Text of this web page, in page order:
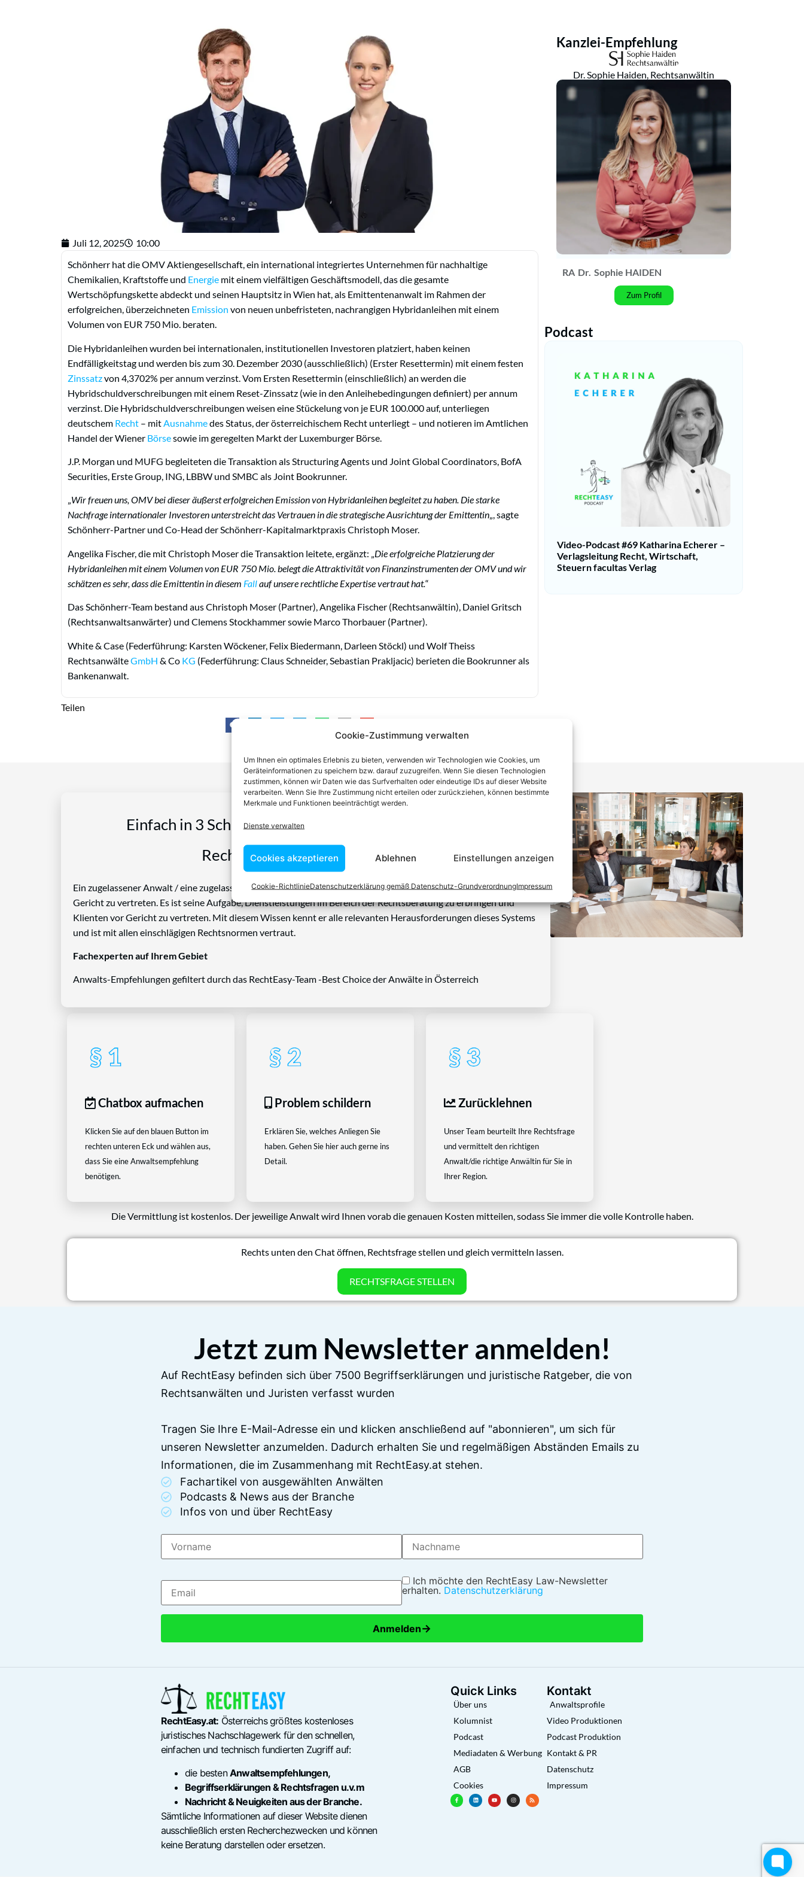
Cookie-Zustimmung verwalten
Um Ihnen ein optimales Erlebnis zu bieten, verwenden wir Technologien wie Cookies, um
Geräteinformationen zu speichern bzw. darauf zuzugreifen. Wenn Sie diesen Technologien
zustimmen, können wir Daten wie das Surfverhalten oder eindeutige IDs auf dieser Website
verarbeiten. Wenn Sie Ihre Zustimmung nicht erteilen oder zurückziehen, können bestimmte
Merkmale und Funktionen beeinträchtigt werden.
Dienste verwalten
Cookies akzeptieren Ablehnen Einstellungen anzeigen
Cookie-RichtlinieDatenschutzerklärung gemäß Datenschutz-GrundverordnungImpressum
Juli 12, 2025
10:00
Schönherr hat die OMV Aktiengesellschaft, ein international integriertes Unternehmen für nachhaltige
Chemikalien, Kraftstoffe und Energie mit einem vielfältigen Geschäftsmodell, das die gesamte
Wertschöpfungskette abdeckt und seinen Hauptsitz in Wien hat, als Emittentenanwalt im Rahmen der
erfolgreichen, überzeichneten Emission von neuen unbefristeten, nachrangigen Hybridanleihen mit einem
Volumen von EUR 750 Mio. beraten.
Die Hybridanleihen wurden bei internationalen, institutionellen Investoren platziert, haben keinen
Endfälligkeitstag und werden bis zum 30. Dezember 2030 (ausschließlich) (Erster Resettermin) mit einem festen
Zinssatzvon 4,3702% per annum verzinst. Vom Ersten Resettermin (einschließlich) an werden die
Hybridschuldverschreibungen mit einem Reset-Zinssatz (wie in den Anleihebedingungen definiert) per annum
verzinst. Die Hybridschuldverschreibungen weisen eine Stückelung von je EUR 100.000 auf, unterliegen
deutschem Recht – mit Ausnahmedes Status, der österreichischem Recht unterliegt – und notieren im Amtlichen
Handel der Wiener Börsesowie im geregelten Markt der Luxemburger Börse.
J.P. Morgan und MUFG begleiteten die Transaktion als Structuring Agents und Joint Global Coordinators, BofA
Securities, Erste Group, ING, LBBW und SMBC als Joint Bookrunner.
„Wir freuen uns, OMV bei dieser äußerst erfolgreichen Emission von Hybridanleihen begleitet zu haben. Die starke
Nachfrage internationaler Investoren unterstreicht das Vertrauen in die strategische Ausrichtung der Emittentin„, sagte
Schönherr-Partner und Co-Head der Schönherr-Kapitalmarktpraxis Christoph Moser.
Angelika Fischer, die mit Christoph Moser die Transaktion leitete, ergänzt: „Die erfolgreiche Platzierung der
Hybridanleihen mit einem Volumen von EUR 750 Mio. belegt die Attraktivität von Finanzinstrumenten der OMV und wir
schätzen es sehr, dass die Emittentin in diesem Fallauf unsere rechtliche Expertise vertraut hat.“
Das Schönherr-Team bestand aus Christoph Moser (Partner), Angelika Fischer (Rechtsanwältin), Daniel Gritsch
(Rechtsanwaltsanwärter) und Clemens Stockhammer sowie Marco Thorbauer (Partner).
White & Case (Federführung: Karsten Wöckener, Felix Biedermann, Darleen Stöckl) und Wolf Theiss
RechtsanwälteGmbH & Co KG (Federführung: Claus Schneider, Sebastian Prakljacic) berieten die Bookrunner als
Bankenanwalt.
Teilen
Kanzlei-Empfehlung
Dr. Sophie Haiden, Rechtsanwältin
RA Dr. Sophie HAIDEN
Zum Profil
Podcast
Video-Podcast #69 Katharina Echerer –
Verlagsleitung Recht, Wirtschaft,
Steuern facultas Verlag
Einfach in 3 Schritten einen Anwalt finden, der auf Ihr
Rechtsproblem spezialisiert ist
Ein zugelassener Anwalt / eine zugelassen Anwältin ist dafür da, über Rechtsfragen zu beraten und Klienten vor
Gericht zu vertreten. Es ist seine Aufgabe, Dienstleistungen im Bereich der Rechtsberatung zu erbringen und
Klienten vor Gericht zu vertreten. Mit diesem Wissen kennt er alle relevanten Herausforderungen dieses Systems
und ist mit allen einschlägigen Rechtsnormen vertraut.
Fachexperten auf Ihrem Gebiet
Anwalts-Empfehlungen gefiltert durch das RechtEasy-Team -Best Choice der Anwälte in Österreich
Chatbox aufmachen
Klicken Sie auf den blauen Button im
rechten unteren Eck und wählen aus,
dass Sie eine Anwaltsempfehlung
benötigen.
Problem schildern
Erklären Sie, welches Anliegen Sie
haben. Gehen Sie hier auch gerne ins
Detail.
Zurücklehnen
Unser Team beurteilt Ihre Rechtsfrage
und vermittelt den richtigen
Anwalt/die richtige Anwältin für Sie in
Ihrer Region.
Die Vermittlung ist kostenlos. Der jeweilige Anwalt wird Ihnen vorab die genauen Kosten mitteilen, sodass Sie immer die volle Kontrolle haben.
Rechts unten den Chat öffnen, Rechtsfrage stellen und gleich vermitteln lassen.
RECHTSFRAGE STELLEN
Jetzt zum Newsletter anmelden!
Auf RechtEasy befinden sich über 7500 Begriffserklärungen und juristische Ratgeber, die von
Rechtsanwälten und Juristen verfasst wurden
Tragen Sie Ihre E-Mail-Adresse ein und klicken anschließend auf "abonnieren", um sich für
unseren Newsletter anzumelden. Dadurch erhalten Sie und regelmäßigen Abständen Emails zu
Informationen, die im Zusammenhang mit RechtEasy.at stehen.
Fachartikel von ausgewählten Anwälten
Podcasts & News aus der Branche
Infos von und über RechtEasy
Ich möchte den RechtEasy Law-Newsletter
erhalten. Datenschutzerklärung
Anmelden→
RechtEasy.at: Österreichs größtes kostenloses
juristisches Nachschlagewerk für den schnellen,
einfachen und technisch fundierten Zugriff auf:
die bestenAnwaltsempfehlungen,
Begriffserklärungen & Rechtsfragen u.v.m
Nachricht & Neuigkeiten aus der Branche.
Sämtliche Informationen auf dieser Website dienen
ausschließlich ersten Recherchezwecken und können
keine Beratung darstellen oder ersetzen.
Quick Links
Über uns
Kolumnist
Podcast
Mediadaten & Werbung
AGB
Cookies
Kontakt
Anwaltsprofile
Video Produktionen
Podcast Produktion
Kontakt & PR
Datenschutz
Impressum